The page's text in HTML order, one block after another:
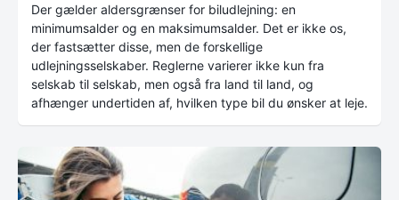
Der gælder aldersgrænser for biludlejning: en
minimumsalder og en maksimumsalder. Det er ikke os,
der fastsætter disse, men de forskellige
udlejningsselskaber. Reglerne varierer ikke kun fra
selskab til selskab, men også fra land til land, og
afhænger undertiden af, hvilken type bil du ønsker at leje.